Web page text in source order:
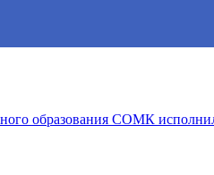
образования СОМК